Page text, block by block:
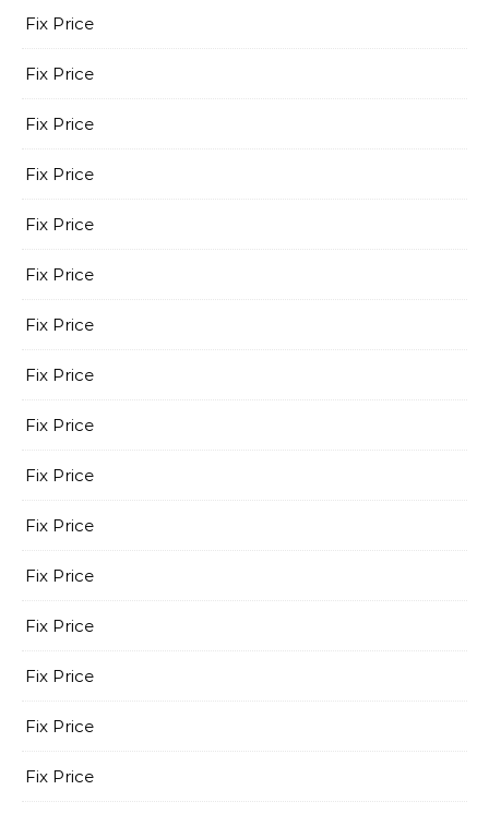
Fix Price
Fix Price
Fix Price
Fix Price
Fix Price
Fix Price
Fix Price
Fix Price
Fix Price
Fix Price
Fix Price
Fix Price
Fix Price
Fix Price
Fix Price
Fix Price